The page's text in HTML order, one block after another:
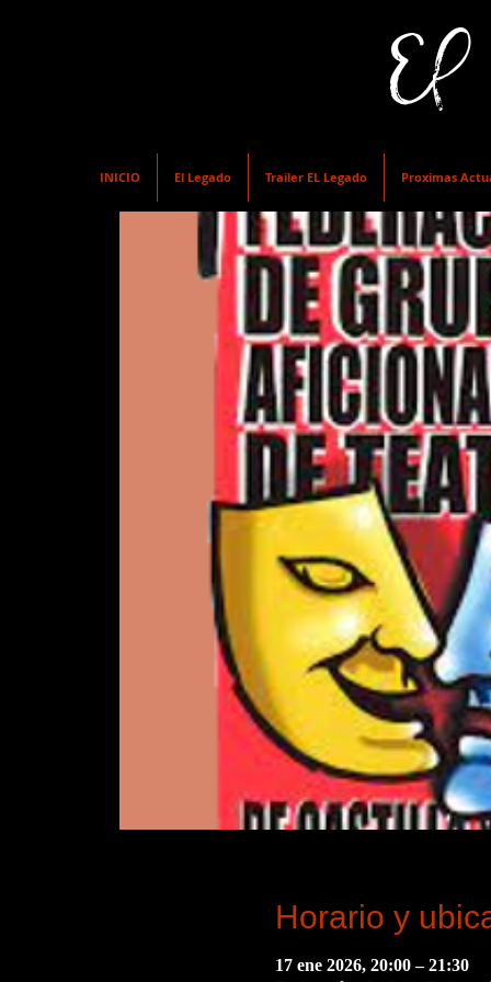
El
INICIO El Legado Trailer EL Legado Proximas
Horario y
17 ene 2026, 20:00 – 21:30